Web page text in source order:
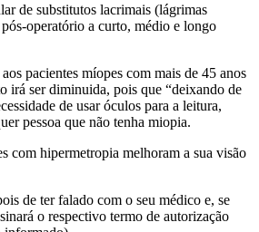
de substitutos lacrimais (lágrimas
operatório a curto, médio e longo
pacientes míopes com mais de 45 anos
irá ser diminuida, pois que “deixando de
de usar óculos para a leitura,
pessoa que não tenha miopia.
com hipermetropia melhoram a sua visão
de ter falado com o seu médico e, se
o respectivo termo de autorização